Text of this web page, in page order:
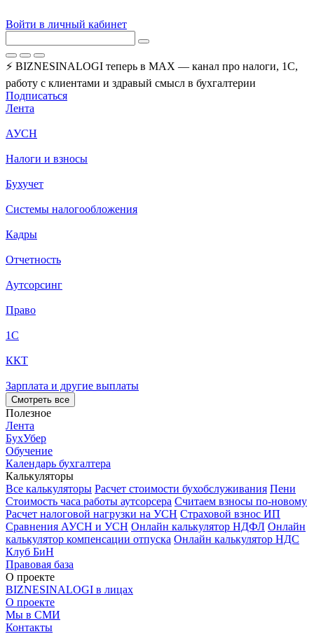
Войти в личный кабинет
⚡ BIZNESINALOGI теперь в MAX — канал про налоги, 1С,
работу с клиентами и здравый смысл в бухгалтерии
Подписаться
Лента
АУСН
Налоги и взносы
Бухучет
Системы налогообложения
Кадры
Отчетность
Аутсорсинг
Право
1С
ККТ
Зарплата и другие выплаты
Смотреть все
Полезное
Лента
БухУбер
Обучение
Календарь бухгалтера
Калькуляторы
Все калькуляторы Расчет стоимости бухобслуживания Пени
Стоимость часа работы аутсорсера Считаем взносы по-новому
Расчет налоговой нагрузки на УСН Страховой взнос ИП
Сравнения АУСН и УСН Онлайн калькулятор НДФЛ Онлайн
калькулятор компенсации отпуска Онлайн калькулятор НДС
Клуб БиН
Правовая база
О проекте
BIZNESINALOGI в лицах
О проекте
Мы в СМИ
Контакты